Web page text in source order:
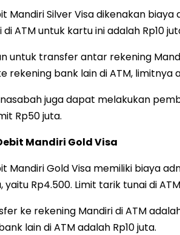
Mandiri Silver Visa dikenakan
ATM untuk kartu ini adalah Rp10
untuk transfer antar rekening
rekening bank lain di ATM, limitnya
nasabah juga dapat melakukan
Rp50 juta.
Mandiri Gold Visa
Mandiri Gold Visa memiliki biaya
yaitu Rp4.500. Limit tarik tunai di
ke rekening Mandiri di ATM
lain di ATM adalah Rp10 juta.